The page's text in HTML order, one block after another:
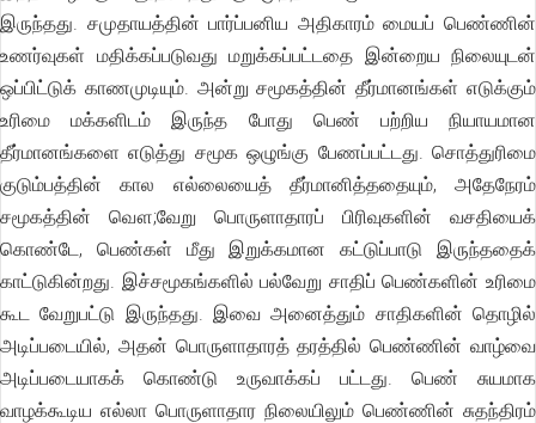
இருந்தது. சமுதாயத்தின் பார்ப்பனிய அதிகாரம் மையப் பெண்ணின்
உணர்வுகள் மதிக்கப்படுவது மறுக்கப்பட்டதை இன்றைய நிலையுடன்
ஒப்பிட்டுக் காணமுடியும். அன்று சமூகத்தின் தீர்மானங்கள் எடுக்கும்
உரிமை மக்களிடம் இருந்த போது பெண் பற்றிய நியாயமான
தீர்மானங்களை எடுத்து சமூக ஒழுங்கு பேணப்பட்டது. சொத்துரிமை
குடும்பத்தின் கால எல்லையைத் தீர்மானித்ததையும், அதேநேரம்
சமூகத்தின் வௌ;வேறு பொருளாதாரப் பிரிவுகளின் வசதியைக்
கொண்டே, பெண்கள் மீது இறுக்கமான கட்டுப்பாடு இருந்ததைக்
காட்டுகின்றது. இச்சமூகங்களில் பல்வேறு சாதிப் பெண்களின் உரிமை
கூட வேறுபட்டு இருந்தது. இவை அனைத்தும் சாதிகளின் தொழில்
அடிப்படையில், அதன் பொருளாதாரத் தரத்தில் பெண்ணின் வாழ்வை
அடிப்படையாகக் கொண்டு உருவாக்கப் பட்டது. பெண் சுயமாக
வாழக்கூடிய எல்லா பொருளாதார நிலையிலும் பெண்ணின் சுதந்திரம்